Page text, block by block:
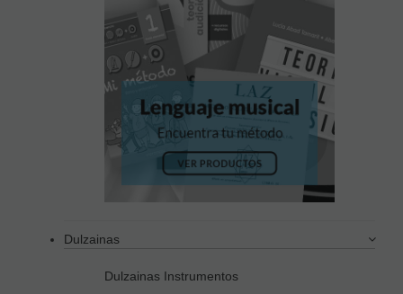
Dulzainas
Dulzainas Instrumentos